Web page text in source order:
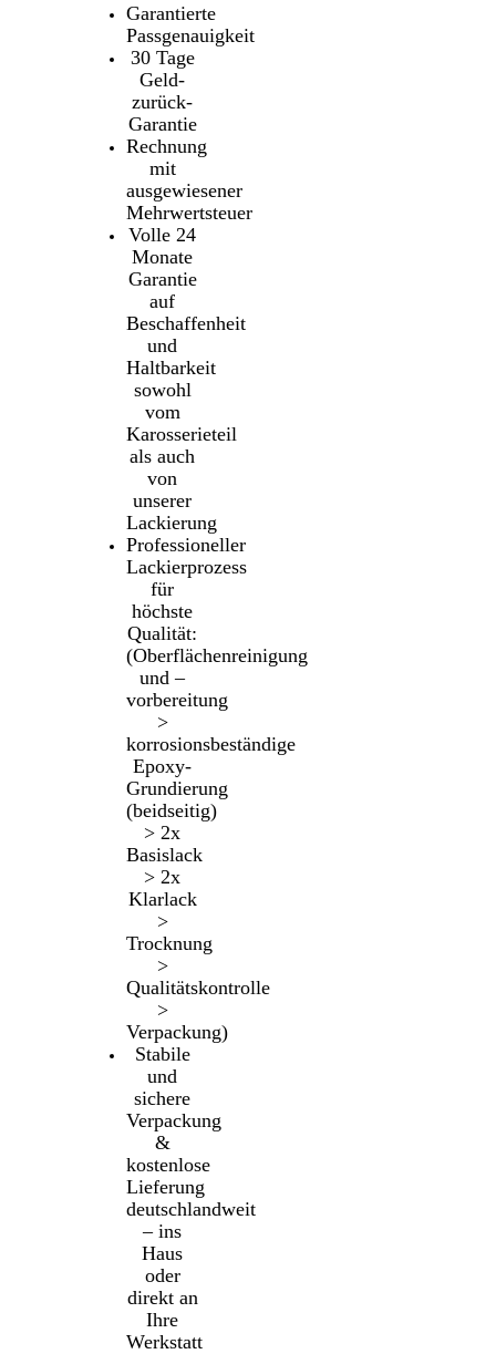
Garantierte
Passgenauigkeit
30 Tage
Geld-
zurück-
Garantie
Rechnung
mit
ausgewiesener
Mehrwertsteuer
Volle 24
Monate
Garantie
auf
Beschaffenheit
und
Haltbarkeit
sowohl
vom
Karosserieteil
als auch
von
unserer
Lackierung
Professioneller
Lackierprozess
für
höchste
Qualität:
(Oberflächenreinigung
und –
vorbereitung
>
korrosionsbeständige
Epoxy-
Grundierung
(beidseitig)
> 2x
Basislack
> 2x
Klarlack
>
Trocknung
>
Qualitätskontrolle
>
Verpackung)
Stabile
und
sichere
Verpackung
&
kostenlose
Lieferung
deutschlandweit
– ins
Haus
oder
direkt an
Ihre
Werkstatt